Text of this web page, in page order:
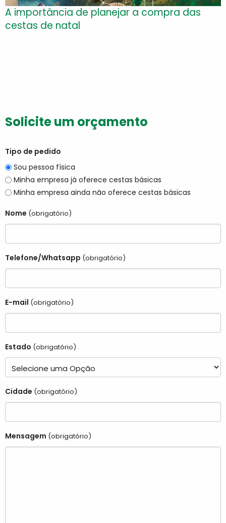
A importância de planejar a compra das
cestas de natal
Solicite um orçamento
Tipo de pedido
Sou pessoa física
Minha empresa já oferece cestas básicas
Minha empresa ainda não oferece cestas básicas
Nome (obrigatório)
Telefone/Whatsapp (obrigatório)
E-mail (obrigatório)
Estado (obrigatório)
Cidade (obrigatório)
Mensagem (obrigatório)